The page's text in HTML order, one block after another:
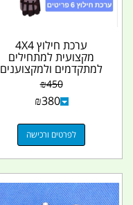
ערכת חילוץ 4X4
מקצועית למתחילים
למתקדמים ולמקצוענים
בשטח 6 חלקים קמפינג
לייף
₪450
₪380
לפרטים ורכישה